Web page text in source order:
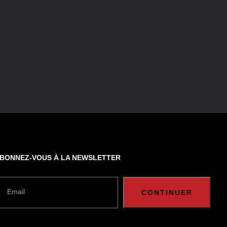
VOUS À LA NEWSLETTER
Email CONTINUER